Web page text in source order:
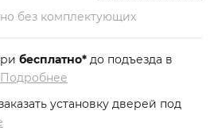
без комплектующих
бесплатно* до подъезда в
Подробнее
установку дверей под